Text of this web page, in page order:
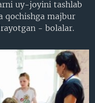
uy-joyini tashlab
qochishga majbur
- bolalar.